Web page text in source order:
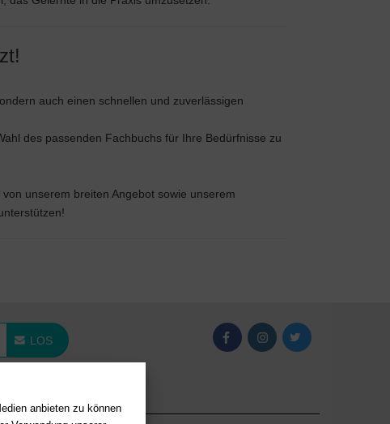
anbieten zu können
auch einen schnellen und zuverlässigen
des passenden Fachbuchs für Ihre Bedürfnisse zu
unserem breiten Angebot sowie unserem
LOS